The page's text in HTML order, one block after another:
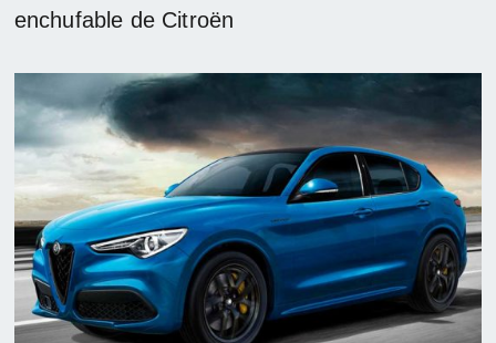
enchufable de Citroën